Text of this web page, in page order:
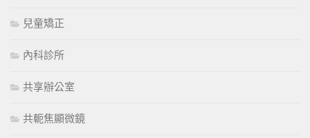
兒童矯正
內科診所
共享辦公室
共軛焦顯微鏡